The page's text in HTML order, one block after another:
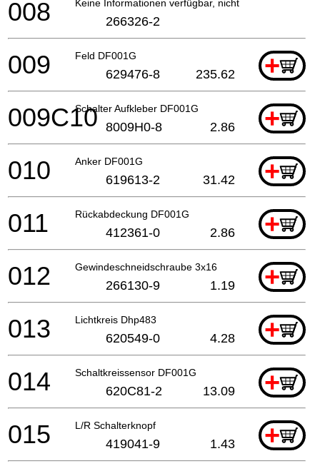
Keine Informationen verfügbar, nicht bestellbar
008 266326-2
Feld DF001G +
009 629476-8 235.62
Schalter Aufkleber DF001G +
009C10 8009H0-8 2.86
Anker DF001G +
010 619613-2 31.42
Rückabdeckung DF001G +
011 412361-0 2.86
Gewindeschneidschraube 3x16 +
012 266130-9 1.19
Lichtkreis Dhp483 +
013 620549-0 4.28
Schaltkreissensor DF001G +
014 620C81-2 13.09
L/R Schalterknopf +
015 419041-9 1.43